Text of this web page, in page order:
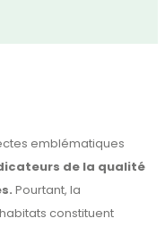
emblématiques
de la qualité
Pourtant, la
constituent